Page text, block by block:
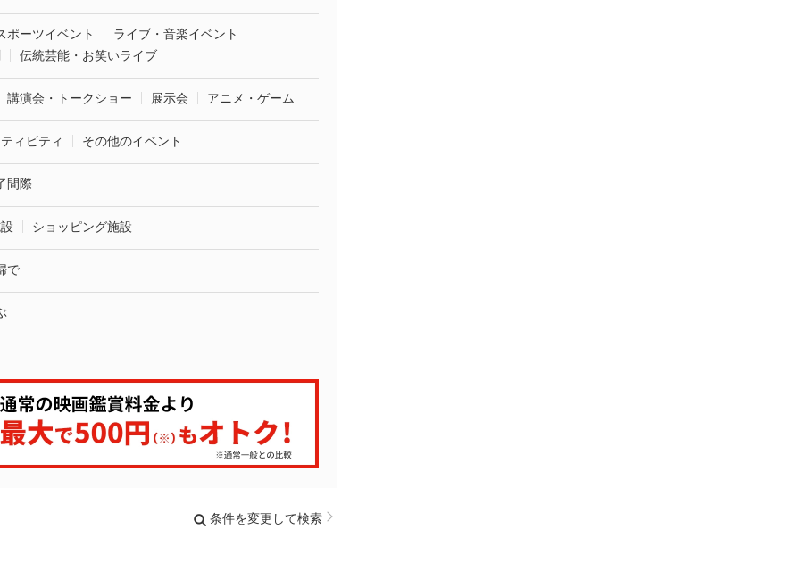
ポーツイベント
ライブ・音楽イベント
伝統芸能・お笑いライブ
講演会・トークショー 展示会 アニメ・ゲーム
ィビティ その他のイベント
間際
ショッピング施設
で
条件を変更して検索